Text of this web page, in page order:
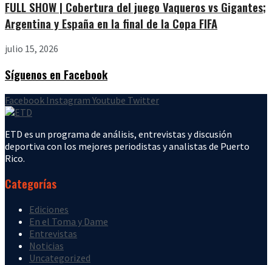
FULL SHOW | Cobertura del juego Vaqueros vs Gigantes;
Argentina y España en la final de la Copa FIFA
julio 15, 2026
Síguenos en Facebook
Facebook Instagram Youtube Twitter
ETD es un programa de análisis, entrevistas y discusión
deportiva con los mejores periodistas y analistas de Puerto
Rico.
Categorías
Ediciones
En el Toma y Dame
Entrevistas
Noticias
Uncategorized